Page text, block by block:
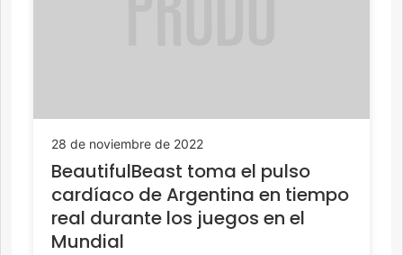
28 de noviembre de 2022
BeautifulBeast toma el pulso
cardíaco de Argentina en tiempo
real durante los juegos en el
Mundial